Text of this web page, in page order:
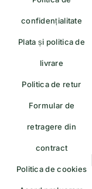
confidențialitate
Plata și politica de
livrare
Politica de retur
Formular de
retragere din
contract
Politica de cookies